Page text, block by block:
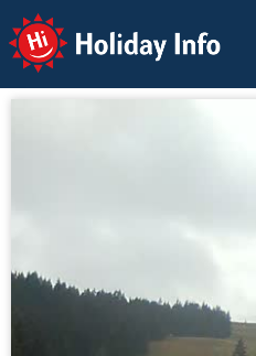
Holiday Info